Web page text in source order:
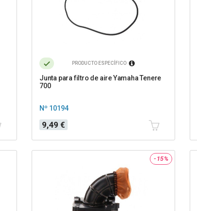
PRODUCTO ESPECÍFICO
Junta para filtro de aire Yamaha Tenere
700
Nº 10194
Precio
9,49 €
-15%